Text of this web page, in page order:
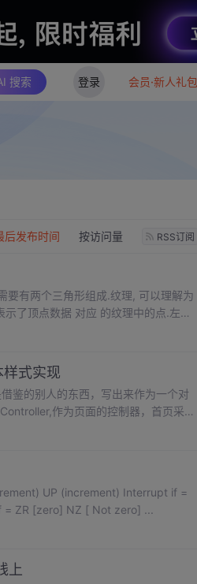
搜索 登录 会员·新人礼包
后发布时间 按访问量 RSS订阅
要有两个三角形组成.纹理, 可以理解为
了顶点数据 对应 的纹理中的点.左侧
让我们避开了写sh...
式实现
鉴的别人的东西，写出来作为一个对
作为页面的控制器，首页采用
UP (increment) Interrupt if =
ZR [zero] NZ [ Not zero] ...
上